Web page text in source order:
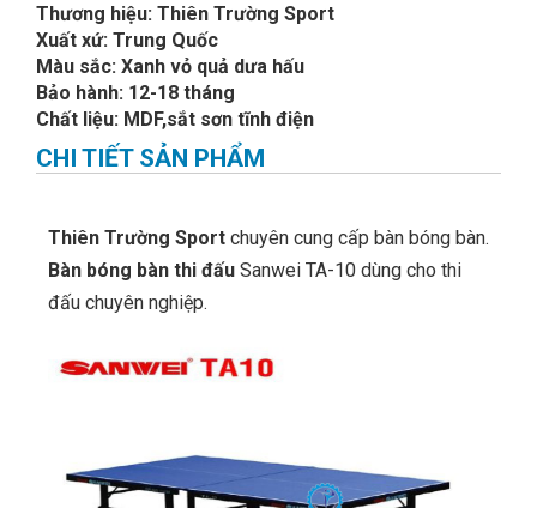
Thương hiệu: Thiên Trường Sport
Xuất xứ: Trung Quốc
Màu sắc: Xanh vỏ quả dưa hấu
Bảo hành: 12-18 tháng
Chất liệu: MDF,sắt sơn tĩnh điện
CHI TIẾT SẢN PHẨM
Thiên Trường Sport chuyên cung cấp bàn bóng bàn.
Bàn bóng bàn thi đấu Sanwei TA-10 dùng cho thi
đấu chuyên nghiệp.